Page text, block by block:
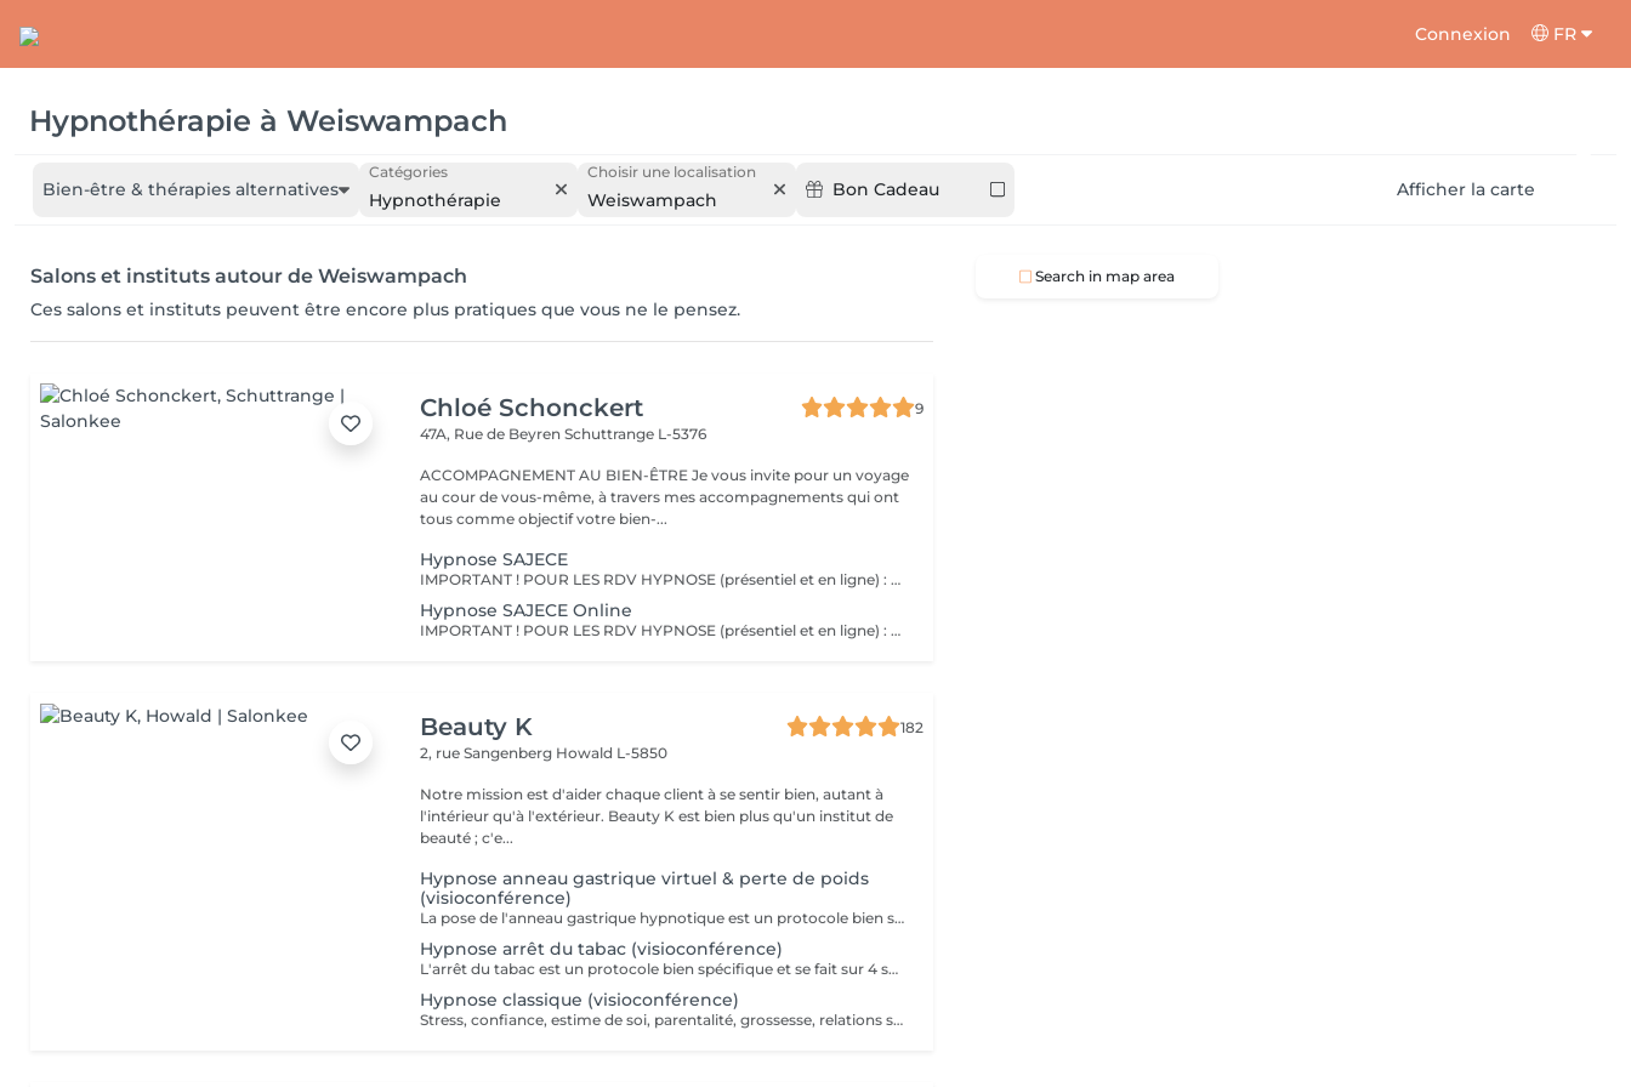
Connexion FR
Hypnothérapie à Weiswampach
Bien-être & thérapies alternatives
Catégories
Hypnothérapie
Choisir une localisation
Weiswampach Bon Cadeau Afficher la carte
Salons et instituts autour de Weiswampach
Ces salons et instituts peuvent être encore plus pratiques que vous ne le pensez.
Chloé Schonckert
9
47A, Rue de BeyrenSchuttrange L-5376
ACCOMPAGNEMENT AU BIEN-ÊTRE Je vous invite pour un voyage
au cour de vous-même, à travers mes accompagnements qui ont
tous comme objectif votre bien-...
Hypnose SAJECE
IMPORTANT ! POUR LES RDV HYPNOSE (présentiel et en ligne) : vous recevrez un mail 2 jours avant la séance afin de m'indiquer les motifs de votre consultation. Le principe de l'hypnose est de modifier votre système de croyance en installant de nouveaux programmes internes, qui correspondent à ce que vous êtes. L'hypnose SAJECE agit par le biais d'histoires métaphoriques afin de transmettre des messages à votre inconscient pour vous libérer de vos peurs et croyances limitantes. Ainsi, elle vous permet de mettre en place les changements dont vous avez besoin dans votre vie, pour vous aider à être dans le moment présent, et reprendre confiance en vous. Elle vous aide à prendre du recul sur des situations et à changer vos croyances pour votre mieux-être. L'hypnose SAJECE vous aide à sortir les émotions coincées, à comprendre vos besoins et à être à l'écoute de vous-même. C'est un outil puissant qui a pour objectif d'agir sur l'origine d'un problème pour vous en débarrasser définitivement, afin que vous puissiez redevenir acteur de votre vie. En rééduquant vos pensées (du négatif vers le positif), vous pourrez observer un tout nouveau monde s'ouvrir à vous et avec, de nouvelles possibilités pour vivre la vie dont vous avez envie - car vous êtes le seul créateur de celle-ci !
Hypnose SAJECE Online
IMPORTANT ! POUR LES RDV HYPNOSE (présentiel et en ligne) : vous recevrez un mail 2 jours avant la séance afin de m'indiquer les motifs de votre consultation. Merci Une séance d'hypnose à distance (en ligne ou par téléphone) est aussi efficace qu'une séance en présentiel dans mon cabinet au Luxembourg. Les séances à distance sont idéales si vous souhaitez par les faire le soir juste avant de vous endormir. Comme en cabinet, j'aurai créé une séance sur-mesure pour vous, et vous pourrez vous laisser guider par ma voix à travers les histoires que je vous raconte. Une fois la séance terminée, vous pourrez retourner à vos activités ou simplement vous coucher.
Beauty K
182
2, rue Sangenberg Howald L-5850
Notre mission est d'aider chaque client à se sentir bien, autant à
l'intérieur qu'à l'extérieur. Beauty K est bien plus qu'un institut de
beauté ; c'e...
Hypnose anneau gastrique virtuel & perte de poids
(visioconférence)
La pose de l'anneau gastrique hypnotique est un protocole bien spécifique et se fait sur 4 séances. Une séance de suivi est également comprise dans le forfait. L'anneau gastrique hypnotique sera bénéfique pour quiconque a un surpoids de 10kg ou plus. La solution hypnotique vous permet de perdre vos kilos en trop sans passer par la case chirurgie chère et dangereuse. Grâce à l'anneau gastrique hypnotique, vous créez un rapport différent avec la nourriture afin de changer vos habitudes alimentaires durablement. Plus d'informations sur : http://jgchypnose.com
Hypnose arrêt du tabac (visioconférence)
L'arrêt du tabac est un protocole bien spécifique et se fait sur 4 séances. Une séance de suivi est également comprise dans le forfait. Motivé à vous libérer du tabac ? Agissez, reprenez votre vie en main et libérez-vous de ces comportements automatiques. Grâce aux suggestions mentales, l'hypnose offre des résultats spectaculaires.
Hypnose classique (visioconférence)
Stress, confiance, estime de soi, parentalité, grossesse, relations sentimentales, deuil, séparation, sont autant de sujets sur lesquels nous pouvons travailler ensemble pour vous accompagner vers le mieux être. Une moyenne de 3 séances est recommandée, selon la problématique. Chaque séance dure entre 1h et 1h30. Plus d'informations sur : http://jgchypnose.com
Search in map area